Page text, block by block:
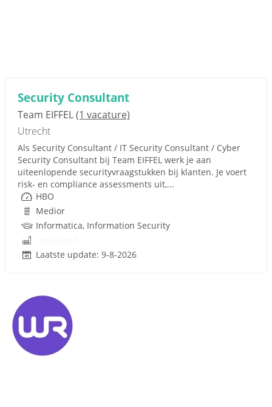
Security Consultant
Team EIFFEL(1 vacature)
Utrecht
Als Security Consultant / IT Security Consultant / Cyber
Security Consultant bij Team EIFFEL werk je aan
uiteenlopende securityvraagstukken bij klanten. Je voert
risk- en compliance assessments uit,...
HBO
Medior
Informatica, Information Security
Laatste update: 9-8-2026